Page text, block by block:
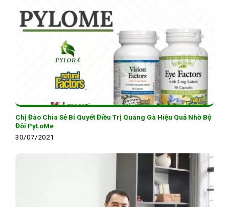
Chị Đào Chia Sẻ Bí Quyết Điều Trị Quáng Gà Hiệu Quả Nhờ Bộ
Đôi PyLoMe
30/07/2021